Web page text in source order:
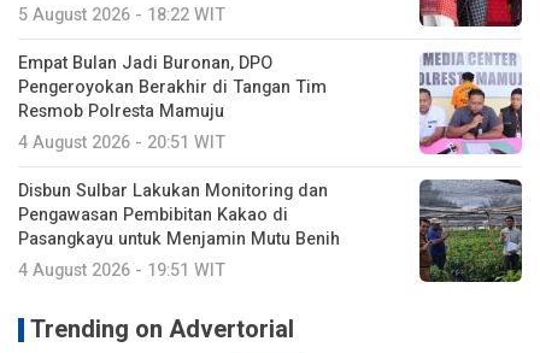
5 August 2026 - 18:22 WIT
Empat Bulan Jadi Buronan, DPO
Pengeroyokan Berakhir di Tangan Tim
Resmob Polresta Mamuju
4 August 2026 - 20:51 WIT
Disbun Sulbar Lakukan Monitoring dan
Pengawasan Pembibitan Kakao di
Pasangkayu untuk Menjamin Mutu Benih
4 August 2026 - 19:51 WIT
Trending on Advertorial